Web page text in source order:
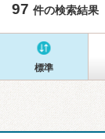
97 件の検索結果
標準